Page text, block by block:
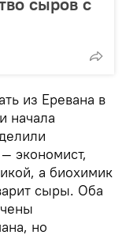
из Еревана в
начала
экономист,
а биохимик
сыры. Оба
но